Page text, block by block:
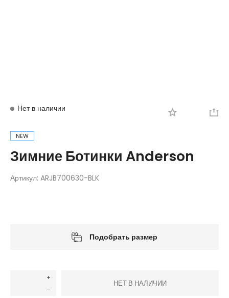
Нет в наличии
NEW
Зимние Ботинки Anderson
Артикул: ARJB700630-BLK
Подобрать размер
НЕТ В НАЛИЧИИ